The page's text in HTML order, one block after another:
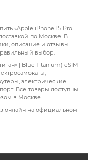
14-е поколение,
изменениях,
Улучшенная
думать о
вес iPhone 15
материала -
«Apple iPhone 15 Pro
по Москве. В
описание и отзывы
выбор.
| Blue Titanium) eSIM
электрические
Все товары доступны
в Москве.
онлайн на официальном